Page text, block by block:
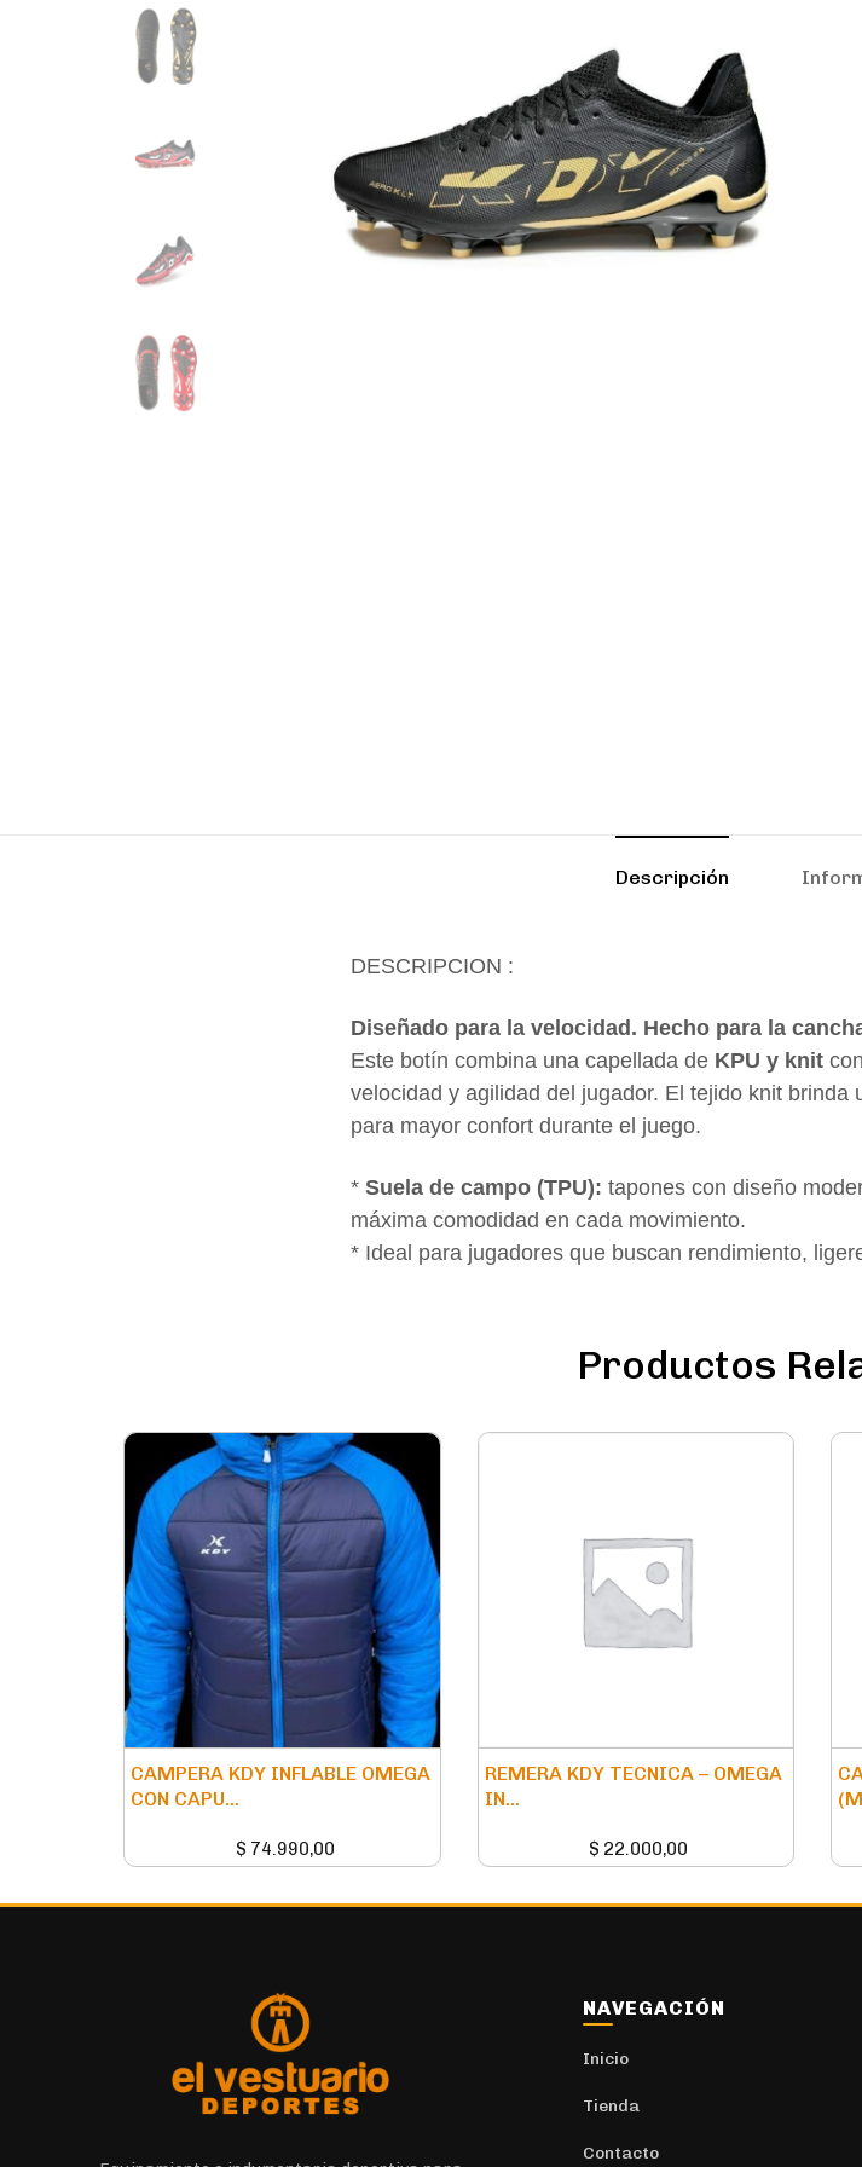
Descripción
DESCRIPCION :
Diseñado para la velocidad. Hecho para la
Este botín combina una capellada de KPU y knit
velocidad y agilidad del jugador. El tejido knit
para mayor confort durante el juego.
*Suela de campo (TPU): tapones con diseño
máxima comodidad en cada movimiento.
* Ideal para jugadores que buscan rendimiento,
Productos
CAMPERA KDY INFLABLE OMEGA
CON CAPU...
$ 74.990,00
REMERA KDY TECNICA – OMEGA
IN...
$ 22.000,00
NAVEGACIÓN
Inicio
Tienda
Contacto